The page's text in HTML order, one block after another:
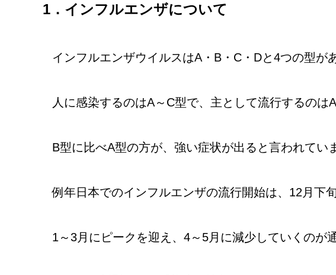
1．インフルエンザについて
インフルエンザウイルスはA・B・C・Dと4つの型が
人に感染するのはA～C型で、主として流行するのはA
B型に比べA型の方が、強い症状が出ると言われてい
例年日本でのインフルエンザの流行開始は、12月下旬
1～3月にピークを迎え、4～5月に減少していくのが